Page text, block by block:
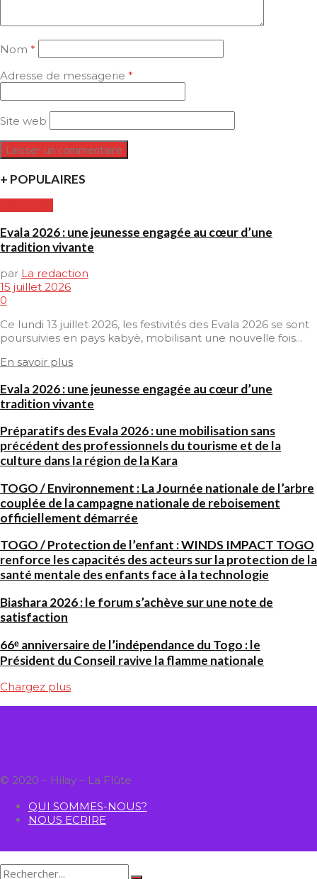
Nom *
Adresse de messagerie *
Site web
+ POPULAIRES
Evala 2026 : une jeunesse engagée au cœur d’une
tradition vivante
par La redaction
15 juillet 2026
0
Ce lundi 13 juillet 2026, les festivités des Evala 2026 se sont
poursuivies en pays kabyè, mobilisant une nouvelle fois...
En savoir plus
Evala 2026 : une jeunesse engagée au cœur d’une
tradition vivante
Préparatifs des Evala 2026 : une mobilisation sans
précédent des professionnels du tourisme et de la
culture dans la région de la Kara
TOGO / Environnement : La Journée nationale de l’arbre
couplée de la campagne nationale de reboisement
officiellement démarrée
TOGO / Protection de l’enfant : WINDS IMPACT TOGO
renforce les capacités des acteurs sur la protection de la
santé mentale des enfants face à la technologie
Biashara 2026 : le forum s’achève sur une note de
satisfaction
66ᵉ anniversaire de l’indépendance du Togo : le
Président du Conseil ravive la flamme nationale
Chargez plus
© 2020 – Hilay – La Flûte
QUI SOMMES-NOUS?
NOUS ECRIRE